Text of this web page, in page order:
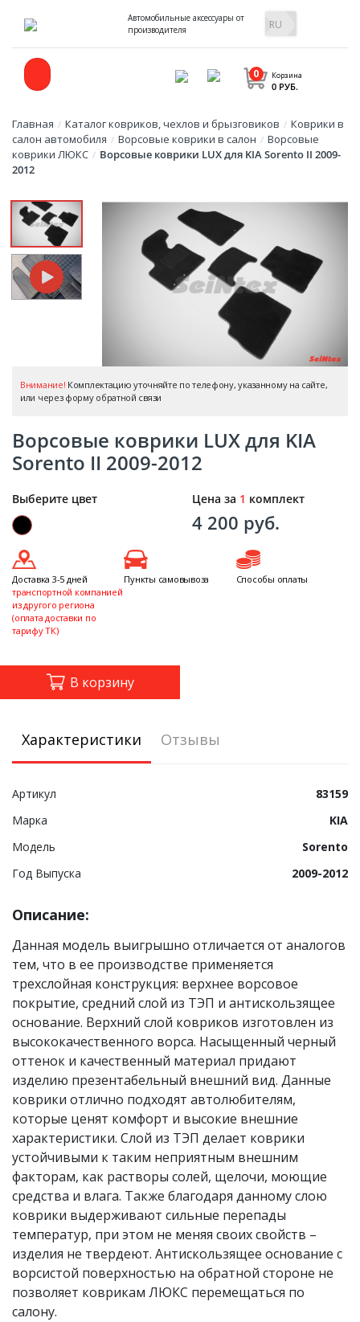
Автомобильные аксессуары от
производителя
Корзина
0
0 РУБ.
Главная / Каталог ковриков, чехлов и брызговиков / Коврики в
салон автомобиля / Ворсовые коврики в салон / Ворсовые
коврики ЛЮКС / Ворсовые коврики LUX для KIA Sorento II 2009-
2012
Внимание! Комплектацию уточняйте по телефону, указанному на сайте,
или через форму обратной связи
Ворсовые коврики LUX для KIA
Sorento II 2009-2012
Выберите цвет Цена за 1 комплект
4 200 руб.
В корзину
Доставка 3-5 дней
транспортной компанией
из другого региона
(оплата доставки по
тарифу ТК)
Пункты самовывоза Способы оплаты
Характеристики Отзывы
Артикул
83159
Марка
KIA
Модель
Sorento
Год Выпуска
2009-2012
Описание:
Данная модель выигрышно отличается от аналогов
тем, что в ее производстве применяется
трехслойная конструкция: верхнее ворсовое
покрытие, средний слой из ТЭП и антискользящее
основание. Верхний слой ковриков изготовлен из
высококачественного ворса. Насыщенный черный
оттенок и качественный материал придают
изделию презентабельный внешний вид. Данные
коврики отлично подходят автолюбителям,
которые ценят комфорт и высокие внешние
характеристики. Слой из ТЭП делает коврики
устойчивыми к таким неприятным внешним
факторам, как растворы солей, щелочи, моющие
средства и влага. Также благодаря данному слою
коврики выдерживают сильные перепады
температур, при этом не меняя своих свойств –
изделия не твердеют. Антискользящее основание с
ворсистой поверхностью на обратной стороне не
позволяет коврикам ЛЮКС перемещаться по
салону.